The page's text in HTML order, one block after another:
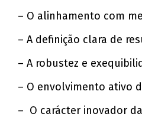
– O alinhamento com
– A definição clara de
– A robustez e
– O envolvimento ativo
– O carácter inovador